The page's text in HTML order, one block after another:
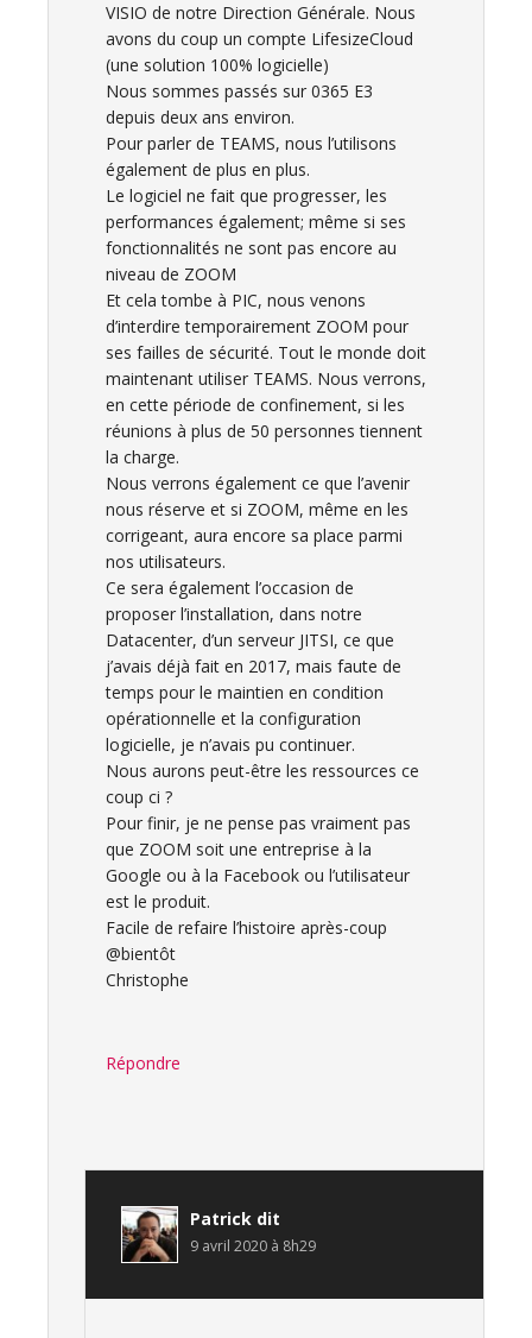
VISIO de notre Direction Générale. Nous
avons du coup un compte LifesizeCloud
(une solution 100% logicielle)
Nous sommes passés sur 0365 E3
depuis deux ans environ.
Pour parler de TEAMS, nous l’utilisons
également de plus en plus.
Le logiciel ne fait que progresser, les
performances également; même si ses
fonctionnalités ne sont pas encore au
niveau de ZOOM
Et cela tombe à PIC, nous venons
d’interdire temporairement ZOOM pour
ses failles de sécurité. Tout le monde doit
maintenant utiliser TEAMS. Nous verrons,
en cette période de confinement, si les
réunions à plus de 50 personnes tiennent
la charge.
Nous verrons également ce que l’avenir
nous réserve et si ZOOM, même en les
corrigeant, aura encore sa place parmi
nos utilisateurs.
Ce sera également l’occasion de
proposer l’installation, dans notre
Datacenter, d’un serveur JITSI, ce que
j’avais déjà fait en 2017, mais faute de
temps pour le maintien en condition
opérationnelle et la configuration
logicielle, je n’avais pu continuer.
Nous aurons peut-être les ressources ce
coup ci ?
Pour finir, je ne pense pas vraiment pas
que ZOOM soit une entreprise à la
Google ou à la Facebook ou l’utilisateur
est le produit.
Facile de refaire l’histoire après-coup
@bientôt
Christophe
Répondre
Patrick dit
9 avril 2020 à 8h29